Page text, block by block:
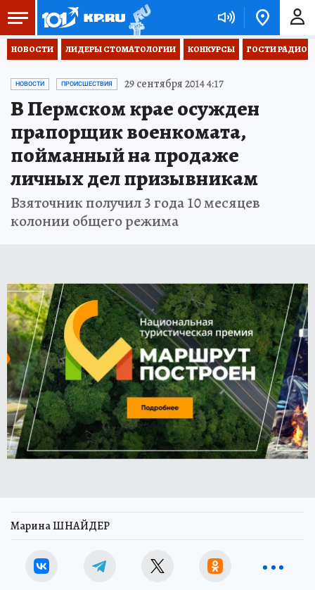
НОВОСТИ ЛИДЕРЫ СТОМАТОЛОГИИ КОНКУРСЫ ГОСТИ РАДИО
НОВОСТИ ПРОИСШЕСТВИЯ 29 сентября 2014 4:17
В Пермском крае осужден
прапорщик военкомата,
пойманный на продаже
личных дел призывникам
Взяточник получил 3 года 10 месяцев
колонии общего режима
Марина ШНАЙДЕР